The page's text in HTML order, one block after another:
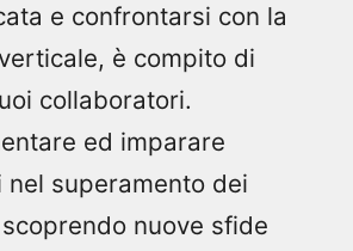
e confrontarsi con la
è compito di
collaboratori.
ed imparare
superamento dei
nuove sfide